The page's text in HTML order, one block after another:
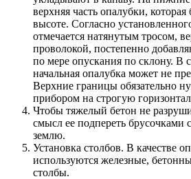
верхняя часть опалубки,
высоте. Согласно
отмечается натянутым тросом,
проволокой, постепенно
по мере опускания по склону. В
начальная опалубка может не
Верхние границы обязательно
прибором на строгую
Чтобы тяжелый бетон не
смысл ее подпереть брусочками
землю.
Установка столбов. В качестве
используются железные,
столбы.